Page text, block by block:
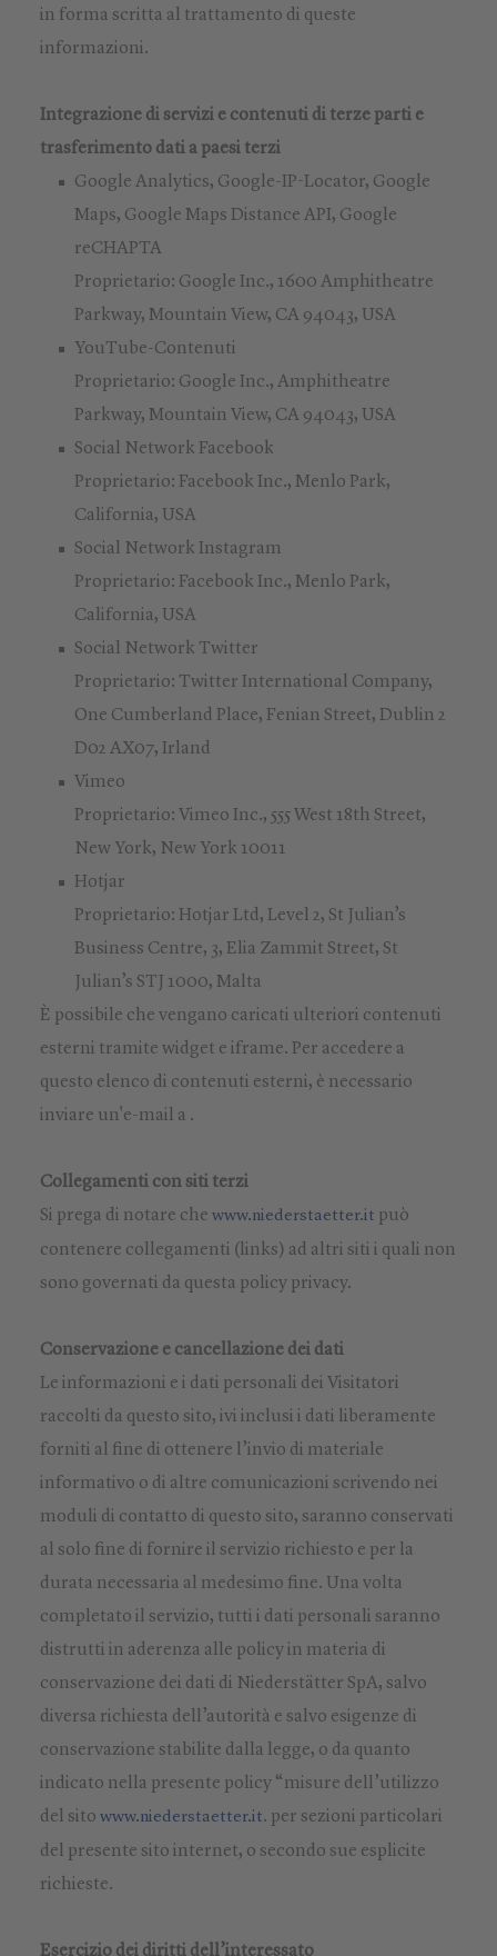
in forma scritta al trattamento di queste
informazioni.
Integrazione di servizi e contenuti di terze parti e
trasferimento dati a paesi terzi
Google Analytics, Google-IP-Locator, Google
Maps, Google Maps Distance API, Google
reCHAPTA
Proprietario: Google Inc., 1600 Amphitheatre
Parkway, Mountain View, CA 94043, USA
YouTube-Contenuti
Proprietario: Google Inc., Amphitheatre
Parkway, Mountain View, CA 94043, USA
Social Network Facebook
Proprietario: Facebook Inc., Menlo Park,
California, USA
Social Network Instagram
Proprietario: Facebook Inc., Menlo Park,
California, USA
Social Network Twitter
Proprietario: Twitter International Company,
One Cumberland Place, Fenian Street, Dublin 2
D02 AX07, Irland
Vimeo
Proprietario: Vimeo Inc., 555 West 18th Street,
New York, New York 10011
Hotjar
Proprietario: Hotjar Ltd, Level 2, St Julian’s
Business Centre, 3, Elia Zammit Street, St
Julian’s STJ 1000, Malta
È possibile che vengano caricati ulteriori contenuti
esterni tramite widget e iframe. Per accedere a
questo elenco di contenuti esterni, è necessario
inviare un'e-mail a .
Collegamenti con siti terzi
Si prega di notare chewww.niederstaetter.it può
contenere collegamenti (links) ad altri siti i quali non
sono governati da questa policy privacy.
Conservazione e cancellazione dei dati
Le informazioni e i dati personali dei Visitatori
raccolti da questo sito, ivi inclusi i dati liberamente
forniti al fine di ottenere l’invio di materiale
informativo o di altre comunicazioni scrivendo nei
moduli di contatto di questo sito, saranno conservati
al solo fine di fornire il servizio richiesto e per la
durata necessaria al medesimo fine. Una volta
completato il servizio, tutti i dati personali saranno
distrutti in aderenza alle policy in materia di
conservazione dei dati di Niederstätter SpA, salvo
diversa richiesta dell’autorità e salvo esigenze di
conservazione stabilite dalla legge, o da quanto
indicato nella presente policy “misure dell’utilizzo
del sitowww.niederstaetter.it. per sezioni particolari
del presente sito internet, o secondo sue esplicite
richieste.
Esercizio dei diritti dell’interessato